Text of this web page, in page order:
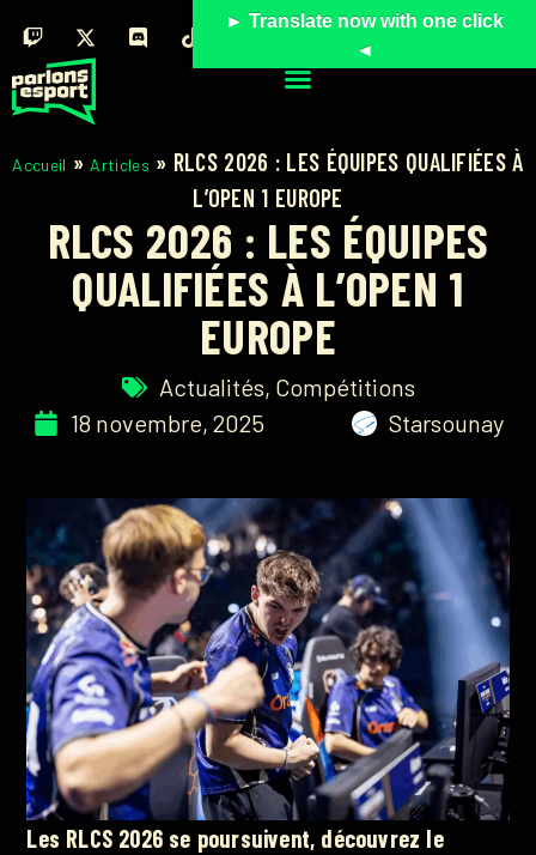
Accueil » Articles » RLCS 2026 : LES ÉQUIPES QUALIFIÉES À
L’OPEN 1 EUROPE
RLCS 2026 : LES ÉQUIPES
QUALIFIÉES À L’OPEN 1
EUROPE
Actualités, Compétitions
18 novembre, 2025
Starsounay
Les RLCS 2026 se poursuivent, découvrez le
► Translate now with one click
◄